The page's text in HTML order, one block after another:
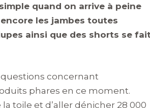
quand on arrive à peine
les jambes toutes
ainsi que des shorts se
questions concernant
phares en ce moment.
toile et d’aller dénicher 28 000